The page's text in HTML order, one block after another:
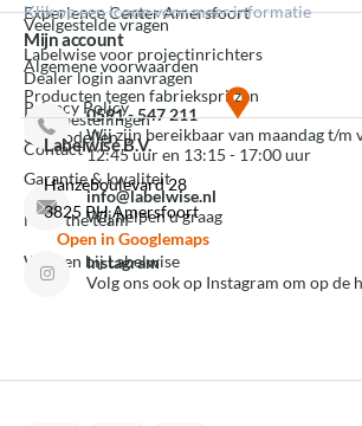
Klik op een icoon voor meer informatie
Experience Center Amersfoort
Labelwise voor projectinrichters
Producten tegen fabrieksprijzen
3D modellen
Garantie & kwaliteit
Meet the team
Werken bij Labelwise
Veelgestelde vragen
Algemene voorwaarden
Privacy Policy
Contact
Mijn account
Dealer login aanvragen
Mijn bestellingen
0591 - 547 211
Wij zijn bereikbaar van maandag t/m
12:45 uur en 13:15 - 17:00 uur
info@labelwise.nl
Wij helpen u graag
Instagram
Volg ons ook op Instagram om op de
Labelwise B.V.
Hanzeboulevard 28
3825 PH Amersfoort
Open in Googlemaps